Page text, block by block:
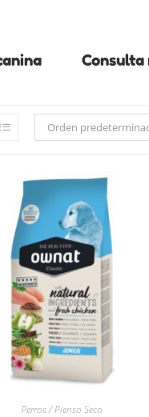
Orden
Perros / Pienso Seco